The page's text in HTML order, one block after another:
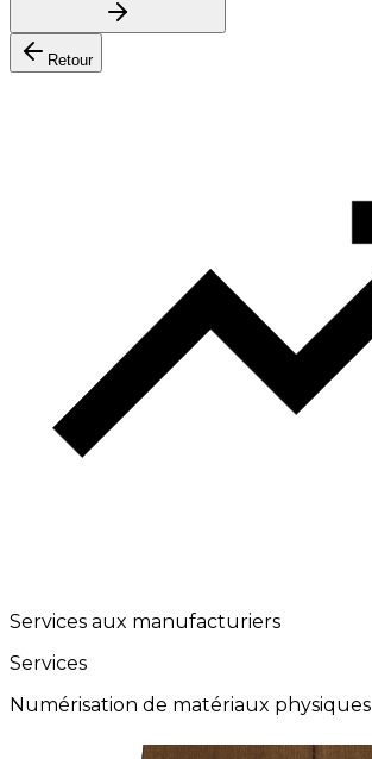
Retour
Services aux manufacturiers
Services
Numérisation de matériaux physiques